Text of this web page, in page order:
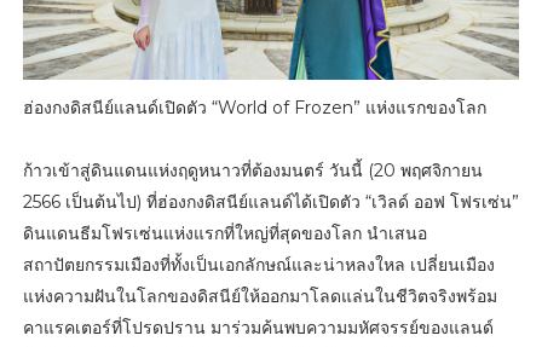
ฮ่องกงดิสนีย์แลนด์เปิดตัว “World of Frozen” แห่งแรกของโลก
ก้าวเข้าสู่ดินแดนแห่งฤดูหนาวที่ต้องมนตร์ วันนี้ (20 พฤศจิกายน
2566 เป็นต้นไป) ที่ฮ่องกงดิสนีย์แลนด์ได้เปิดตัว “เวิลด์ ออฟ โฟรเซ่น”
ดินแดนธีมโฟรเซ่นแห่งแรกที่ใหญ่ที่สุดของโลก นำเสนอ
สถาปัตยกรรมเมืองที่ทั้งเป็นเอกลักษณ์และน่าหลงใหล เปลี่ยนเมือง
แห่งความฝันในโลกของดิสนีย์ให้ออกมาโลดแล่นในชีวิตจริงพร้อม
คาแรคเตอร์ที่โปรดปราน มาร่วมค้นพบความมหัศจรรย์ของแลนด์